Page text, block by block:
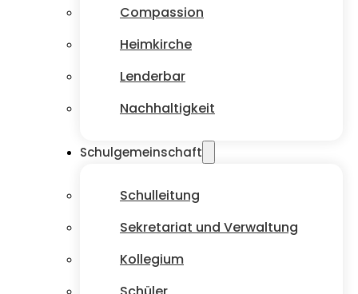
Compassion
Heimkirche
Lenderbar
Nachhaltigkeit
Schulgemeinschaft
Schulleitung
Sekretariat und Verwaltung
Kollegium